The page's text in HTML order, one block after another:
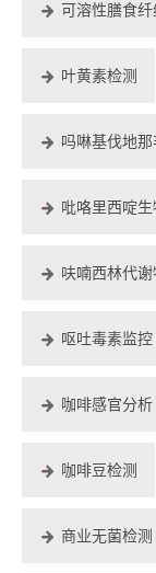
可溶性膳食纤
叶黄素检测
吗啉基伐地那
吡咯里西啶
呋喃西林代谢
呕吐毒素监控
咖啡感官分析
咖啡豆检测
商业无菌检测